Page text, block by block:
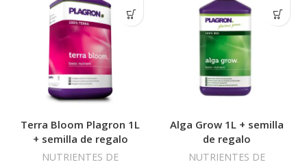
Terra Bloom Plagron 1L
+ semilla de regalo
NUTRIENTES DE
Alga Grow 1L + semilla
de regalo
NUTRIENTES DE